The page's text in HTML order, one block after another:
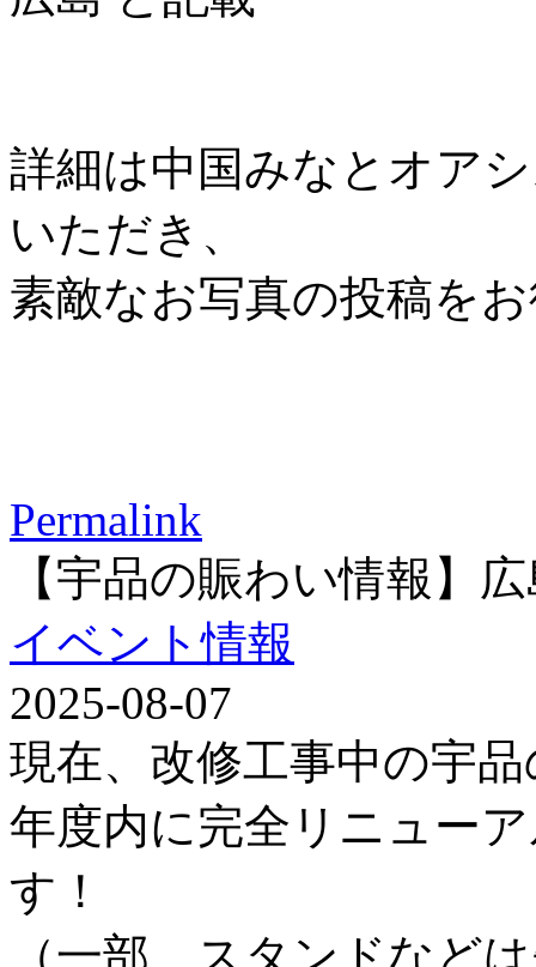
詳細は中国みなとオア
いただき、
素敵なお写真の投稿を
Permalink
【宇品の賑わい情報】
イベント情報
2025-08-07
現在、改修工事中の宇
年度内に完全リニュー
す！
（一部、スタンドなど